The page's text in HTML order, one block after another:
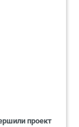
проект